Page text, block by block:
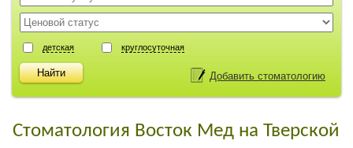
детская круглосуточная
Добавить стоматологию
Стоматология Восток Мед на Тверской